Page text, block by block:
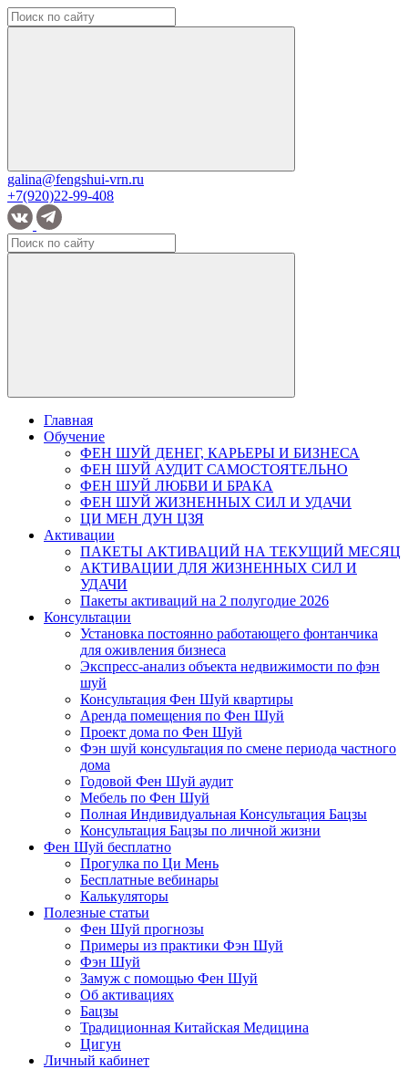
galina@fengshui-vrn.ru
+7(920)22-99-408
Главная
Обучение
ФЕН ШУЙ ДЕНЕГ, КАРЬЕРЫ И БИЗНЕСА
ФЕН ШУЙ АУДИТ САМОСТОЯТЕЛЬНО
ФЕН ШУЙ ЛЮБВИ И БРАКА
ФЕН ШУЙ ЖИЗНЕННЫХ СИЛ И УДАЧИ
ЦИ МЕН ДУН ЦЗЯ
Активации
ПАКЕТЫ АКТИВАЦИЙ НА ТЕКУЩИЙ МЕСЯЦ
АКТИВАЦИИ ДЛЯ ЖИЗНЕННЫХ СИЛ И
УДАЧИ
Пакеты активаций на 2 полугодие 2026
Консультации
Установка постоянно работающего фонтанчика
для оживления бизнеса
Экспресс-анализ объекта недвижимости по фэн
шуй
Консультация Фен Шуй квартиры
Аренда помещения по Фен Шуй
Проект дома по Фен Шуй
Фэн шуй консультация по смене периода частного
дома
Годовой Фен Шуй аудит
Мебель по Фен Шуй
Полная Индивидуальная Консультация Бацзы
Консультация Бацзы по личной жизни
Фен Шуй бесплатно
Прогулка по Ци Мень
Бесплатные вебинары
Калькуляторы
Полезные статьи
Фен Шуй прогнозы
Примеры из практики Фэн Шуй
Фэн Шуй
Замуж с помощью Фен Шуй
Об активациях
Бацзы
Традиционная Китайская Медицина
Цигун
Личный кабинет